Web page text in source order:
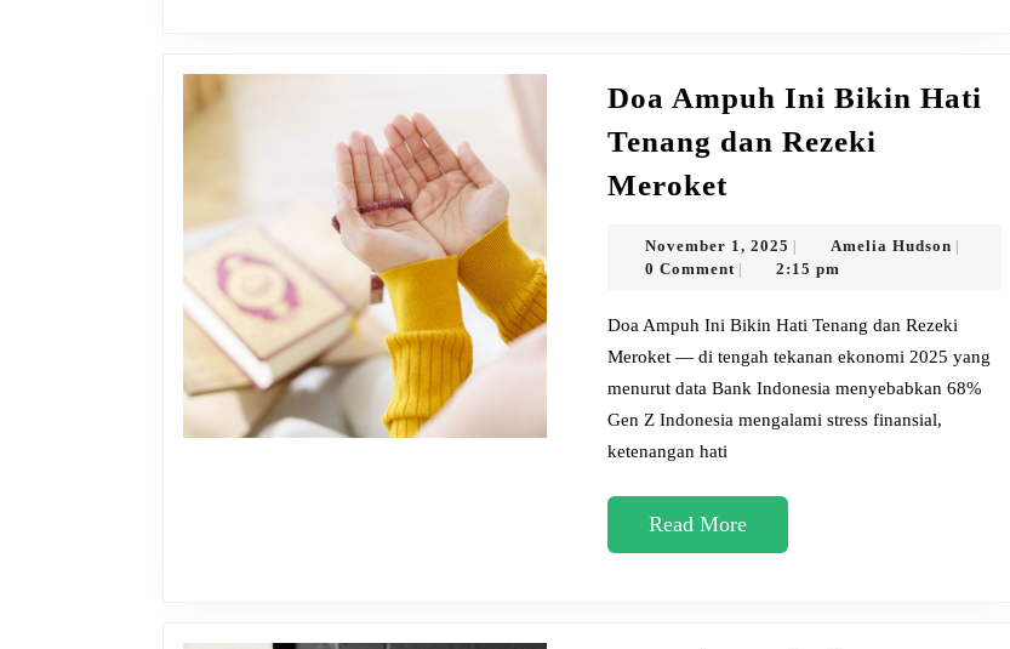
Doa Ampuh Ini Bikin Hati
Tenang dan Rezeki
MeroketDoa
Ini
Bikin
Hati
Tenang
dan
Rezeki
November 1, 2025 November
1,
Amelia HudsonAmelia
0 Comment 2:15 pm
Doa Ampuh Ini Bikin Hati Tenang dan Rezeki
Meroket — di tengah tekanan ekonomi 2025 yang
menurut data Bank Indonesia menyebabkan 68%
Gen Z Indonesia mengalami stress finansial,
ketenangan hati
Read MoreRead
More